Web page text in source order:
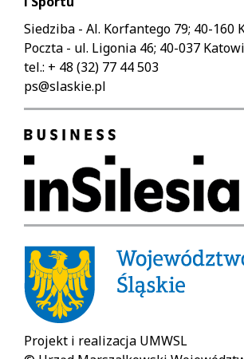
Siedziba - Al. Korfantego 79; 40-160
Poczta - ul. Ligonia 46; 40-037
tel.: + 48 (32) 77 44 503
ps@slaskie.pl
Projekt i realizacja UMWSL